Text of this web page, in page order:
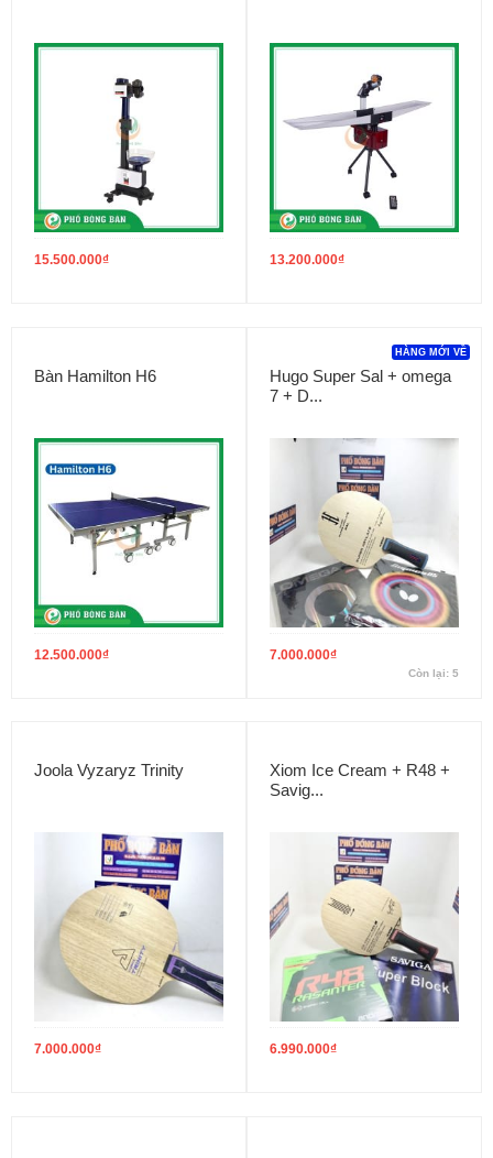
15.500.000₫ 13.200.000₫
Bàn Hamilton H6
12.500.000₫
Hugo Super Sal + omega
7 + D...
7.000.000₫
HÀNG MỚI VỀ
Còn lại: 5
Joola Vyzaryz Trinity
7.000.000₫
Xiom Ice Cream + R48 +
Savig...
6.990.000₫